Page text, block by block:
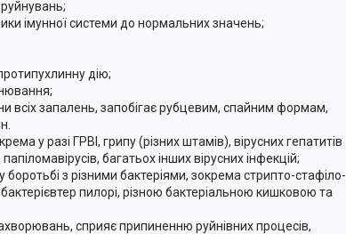
імунної системи до нормальних значень;
дію;
всіх запалень, запобігає рубцевим, спайним формам,
у разі ГРВІ, грипу (різних штамів), вірусних гепатитів
багатьох інших вірусних інфекцій;
з різними бактеріями, зокрема стрипто-стафіло-
пилорі, різною бактеріальною кишковою та
сприяє припиненню руйнівних процесів,